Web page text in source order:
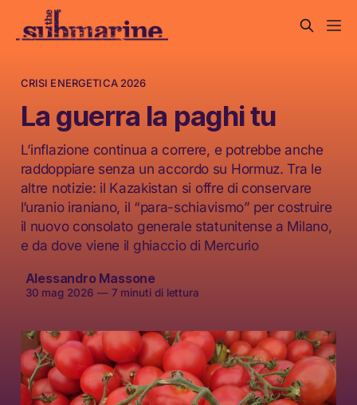
CRISI ENERGETICA 2026
La guerra la paghi tu
L’inflazione continua a correre, e potrebbe anche
raddoppiare senza un accordo su Hormuz. Tra le
altre notizie: il Kazakistan si offre di conservare
l’uranio iraniano, il “para-schiavismo” per costruire
il nuovo consolato generale statunitense a Milano,
e da dove viene il ghiaccio di Mercurio
Alessandro Massone
30 mag 2026 —7 minuti di lettura